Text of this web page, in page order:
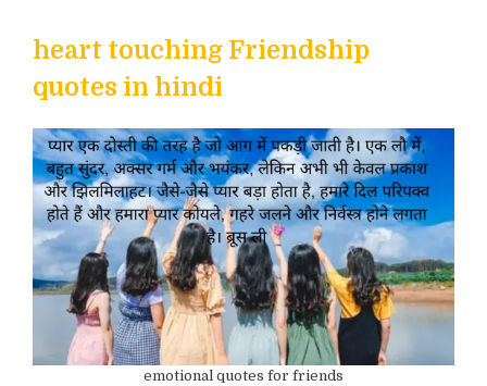
heart touching Friendship
quotes in hindi
emotional quotes for friends